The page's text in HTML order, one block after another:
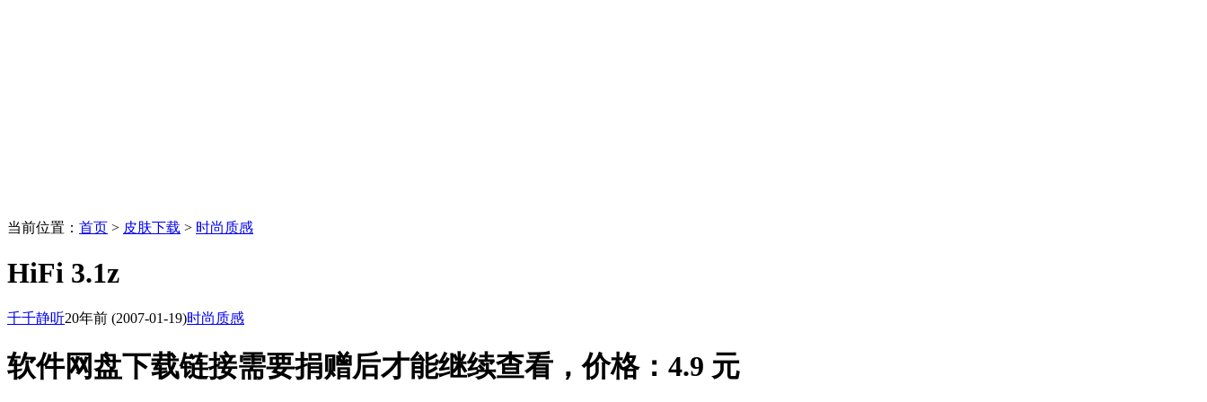
当前位置： 首页 > 皮肤下载 > 时尚质感
HiFi 3.1z
千千静听20年前 (2007-01-19)时尚质感
软件网盘下载链接需要捐赠后才能继续查看，价格：4.9 元